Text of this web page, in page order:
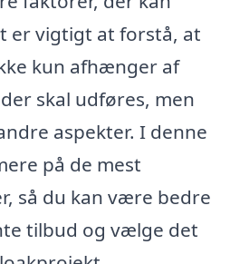
er vigtigt at forstå, at
kun afhænger af
skal udføres, men
aspekter. I denne
på de mest
så du kan være bedre
tilbud og vælge det